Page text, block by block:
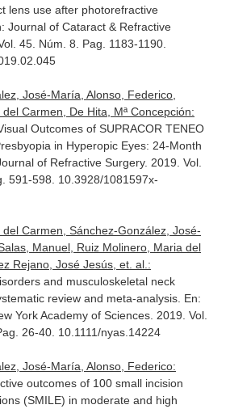
lens use after photorefractive
Journal of Cataract & Refractive
45. Núm. 8. Pag. 1183-1190.
José-María, Alonso, Federico,
Carmen, De Hita, Mª Concepción:
Outcomes of SUPRACOR TENEO
in Hyperopic Eyes: 24-Month
of Refractive Surgery. 2019. Vol.
591-598. 10.3928/1081597x-
Carmen, Sánchez-González, José-
Manuel, Ruiz Molinero, Maria del
Rejano, José Jesús, et. al.:
and musculoskeletal neck
review and meta-analysis. En:
York Academy of Sciences. 2019. Vol.
26-40. 10.1111/nyas.14224
José-María, Alonso, Federico:
outcomes of 100 small incision
(SMILE) in moderate and high